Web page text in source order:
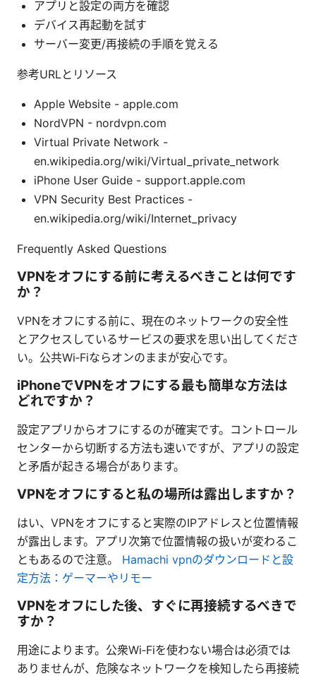
アプリと設定の両方を確認
デバイス再起動を試す
サーバー変更/再接続の手順を覚える
参考URLとリソース
Apple Website - apple.com
NordVPN - nordvpn.com
Virtual Private Network -
en.wikipedia.org/wiki/Virtual_private_network
iPhone User Guide - support.apple.com
VPN Security Best Practices -
en.wikipedia.org/wiki/Internet_privacy
Frequently Asked Questions
VPNをオフにする前に考えるべきことは何です
か？
VPNをオフにする前に、現在のネットワークの安全性
とアクセスしているサービスの要求を思い出してくださ
い。公共Wi‑Fiならオンのままが安心です。
iPhoneでVPNをオフにする最も簡単な方法は
どれですか？
設定アプリからオフにするのが確実です。コントロール
センターから切断する方法も速いですが、アプリの設定
と矛盾が起きる場合があります。
VPNをオフにすると私の場所は露出しますか？
はい、VPNをオフにすると実際のIPアドレスと位置情報
が露出します。アプリ次第で位置情報の扱いが変わるこ
ともあるので注意。 Hamachi vpnのダウンロードと設
定方法：ゲーマーやリモー
VPNをオフにした後、すぐに再接続するべきで
すか？
用途によります。公衆Wi‑Fiを使わない場合は必須では
ありませんが、危険なネットワークを検知したら再接続